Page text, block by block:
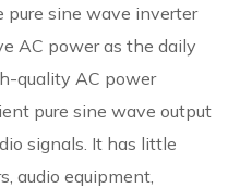
pure sine wave inverter
AC power as the daily
quality AC power
pure sine wave output
signals. It has little
audio equipment,